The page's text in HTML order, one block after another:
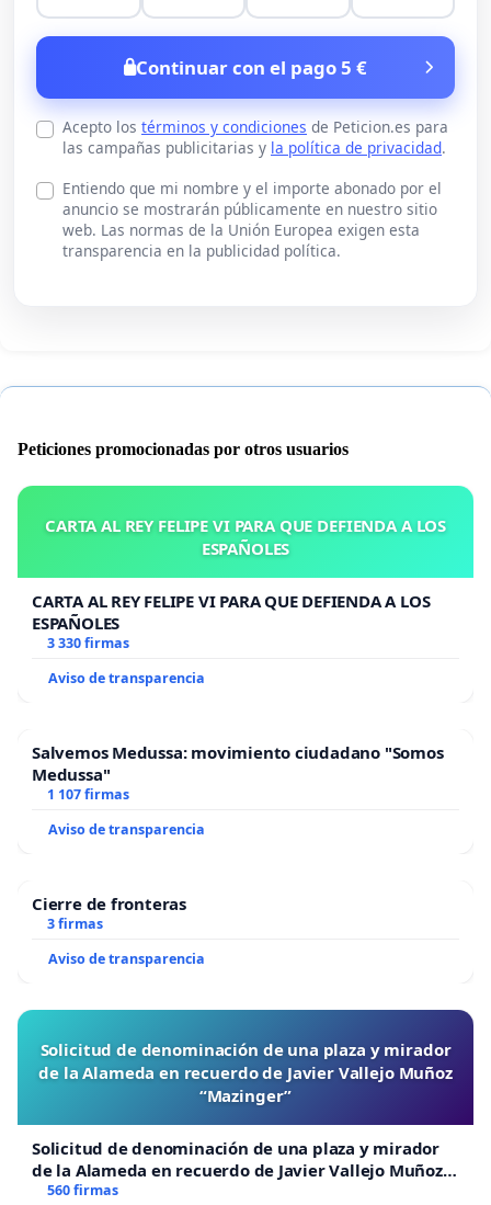
Continuar con el pago 5 €
Acepto los términos y condiciones de Peticion.es para
las campañas publicitarias y la política de privacidad.
Entiendo que mi nombre y el importe abonado por el
anuncio se mostrarán públicamente en nuestro sitio
web. Las normas de la Unión Europea exigen esta
transparencia en la publicidad política.
Peticiones promocionadas por otros usuarios
CARTA AL REY FELIPE VI PARA QUE DEFIENDA A LOS
ESPAÑOLES
CARTA AL REY FELIPE VI PARA QUE DEFIENDA A LOS
ESPAÑOLES
3 330 firmas
Aviso de transparencia
Salvemos Medussa: movimiento ciudadano "Somos
Medussa"
1 107 firmas
Aviso de transparencia
Cierre de fronteras
3 firmas
Aviso de transparencia
Solicitud de denominación de una plaza y mirador
de la Alameda en recuerdo de Javier Vallejo Muñoz
“Mazinger”
Solicitud de denominación de una plaza y mirador
de la Alameda en recuerdo de Javier Vallejo Muñoz
“Mazinger”
560 firmas